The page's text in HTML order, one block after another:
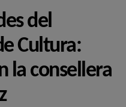
del
Cultura:
la consellera